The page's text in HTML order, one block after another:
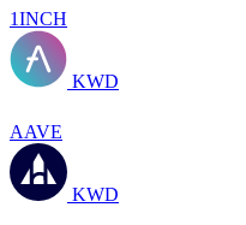
1INCH
KWD
AAVE
KWD